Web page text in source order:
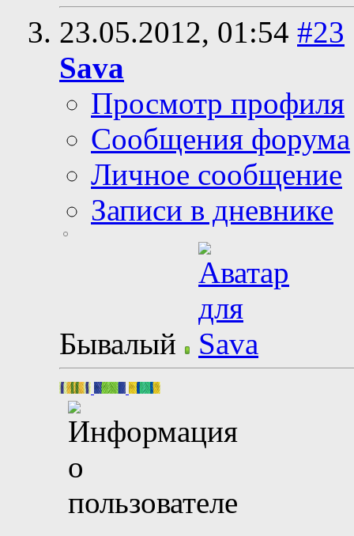
23.05.2012, 01:54 #23
Sava
Просмотр профиля
Сообщения форума
Личное сообщение
Записи в дневнике
Бывалый